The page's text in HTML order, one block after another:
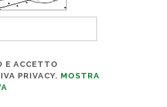
E ACCETTO
PRIVACY. MOSTRA